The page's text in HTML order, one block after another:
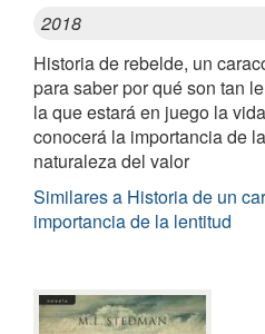
2018
Historia de rebelde, un
para saber por qué son tan
la que estará en juego la
conocerá la importancia de
naturaleza del valor
Similares a Historia de un
importancia de la lentitud